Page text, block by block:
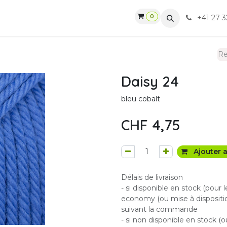
CGV 0 +41 27
Daisy 24
bleu cobalt
CHF 4,75
Ajouter
Délais de livraison
- si disponible en stock (pour
economy (ou mise à
suivant la commande
- si non disponible en stock